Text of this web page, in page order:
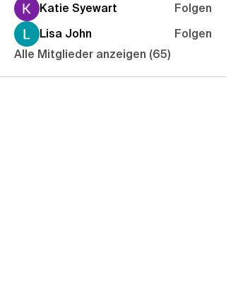
Katie Syewart
Folgen
Lisa John
Folgen
Alle Mitglieder anzeigen (65)